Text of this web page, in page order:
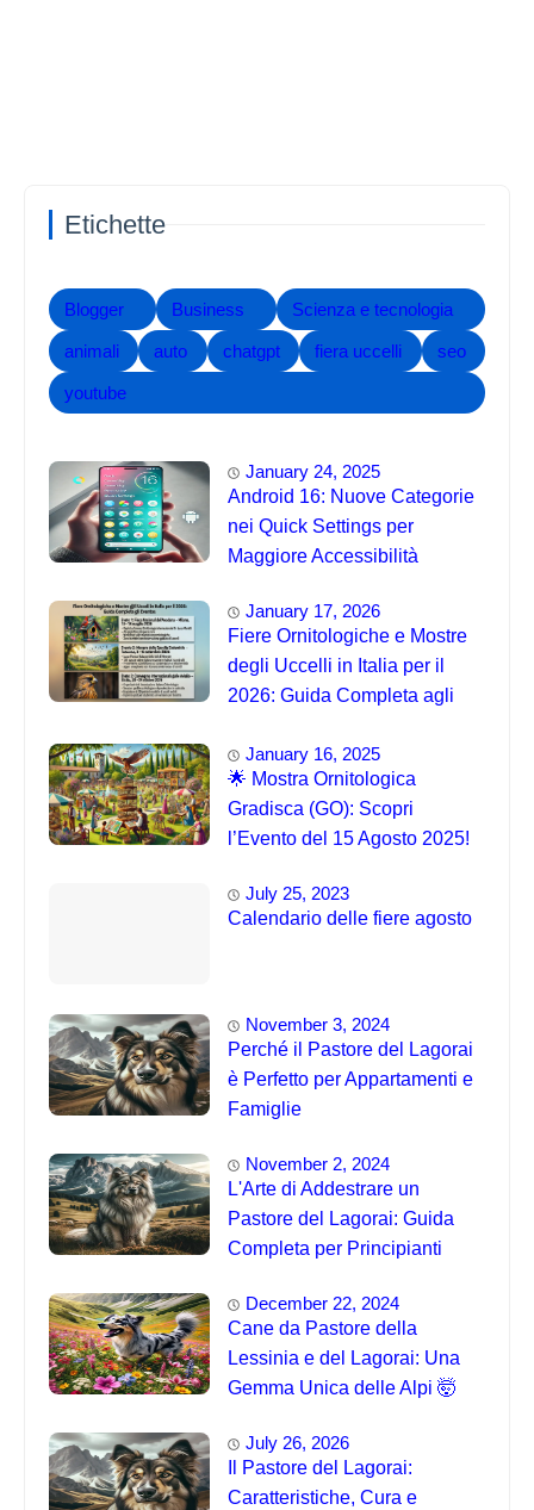
Etichette
Blogger Business Scienza e tecnologia
animali auto chatgpt fiera uccelli seo
youtube
January 24, 2025
Android 16: Nuove Categorie
nei Quick Settings per
Maggiore Accessibilità
January 17, 2026
Fiere Ornitologiche e Mostre
degli Uccelli in Italia per il
2026: Guida Completa agli
January 16, 2025
🌟 Mostra Ornitologica
Gradisca (GO): Scopri
l’Evento del 15 Agosto 2025!
July 25, 2023
Calendario delle fiere agosto
November 3, 2024
Perché il Pastore del Lagorai
è Perfetto per Appartamenti e
Famiglie
November 2, 2024
L'Arte di Addestrare un
Pastore del Lagorai: Guida
Completa per Principianti
December 22, 2024
Cane da Pastore della
Lessinia e del Lagorai: Una
Gemma Unica delle Alpi 🤯
July 26, 2026
Il Pastore del Lagorai:
Caratteristiche, Cura e